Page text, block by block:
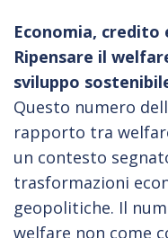
Economia, credito
Ripensare il
sviluppo
Questo numero
rapporto tra
un contesto
trasformazioni
geopolitiche. Il
welfare non come